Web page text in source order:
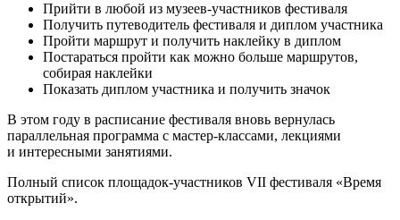
Прийти в любой из музеев-участников фестиваля
Получить путеводитель фестиваля и диплом участника
Пройти маршрут и получить наклейку в диплом
Постараться пройти как можно больше маршрутов,
собирая наклейки
Показать диплом участника и получить значок
В этом году в расписание фестиваля вновь вернулась
параллельная программа с мастер-классами, лекциями
и интересными занятиями.
Полный список площадок-участников VII фестиваля «Время
открытий».